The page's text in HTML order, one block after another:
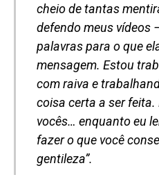
cheio de tantas
defendo meus vídeos
palavras para o que
mensagem. Estou
com raiva e
coisa certa a ser
vocês… enquanto eu
fazer o que você
gentileza”.